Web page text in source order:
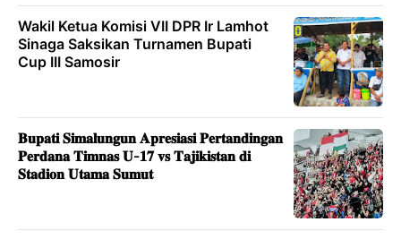
Wakil Ketua Komisi VII DPR Ir Lamhot
Sinaga Saksikan Turnamen Bupati
Cup III Samosir
𝐁𝐮𝐩𝐚𝐭𝐢 𝐒𝐢𝐦𝐚𝐥𝐮𝐧𝐠𝐮𝐧 𝐀𝐩𝐫𝐞𝐬𝐢𝐚𝐬𝐢 𝐏𝐞𝐫𝐭𝐚𝐧𝐝𝐢𝐧𝐠𝐚𝐧
𝐏𝐞𝐫𝐝𝐚𝐧𝐚 𝐓𝐢𝐦𝐧𝐚𝐬 𝐔-𝟏𝟕 𝐯𝐬 𝐓𝐚𝐣𝐢𝐤𝐢𝐬𝐭𝐚𝐧 𝐝𝐢
𝐒𝐭𝐚𝐝𝐢𝐨𝐧 𝐔𝐭𝐚𝐦𝐚 𝐒𝐮𝐦𝐮𝐭